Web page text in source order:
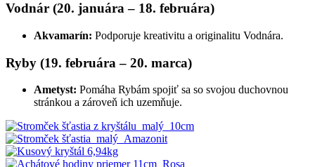
Vodnár (20. januára – 18. februára)
Akvamarín: Podporuje kreativitu a originalitu Vodnára.
Ryby (19. februára – 20. marca)
Ametyst: Pomáha Rybám spojiť sa so svojou duchovnou
stránkou a zároveň ich uzemňuje.